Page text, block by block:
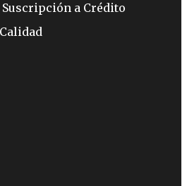
a Crédito